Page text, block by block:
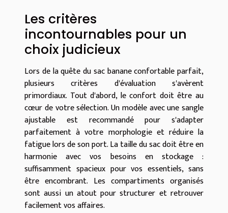
Les critères
incontournables pour un
choix judicieux
Lors de la quête du sac banane confortable parfait,
plusieurs critères d'évaluation s'avèrent
primordiaux. Tout d'abord, le confort doit être au
cœur de votre sélection. Un modèle avec une sangle
ajustable est recommandé pour s'adapter
parfaitement à votre morphologie et réduire la
fatigue lors de son port. La taille du sac doit être en
harmonie avec vos besoins en stockage :
suffisamment spacieux pour vos essentiels, sans
être encombrant. Les compartiments organisés
sont aussi un atout pour structurer et retrouver
facilement vos affaires.